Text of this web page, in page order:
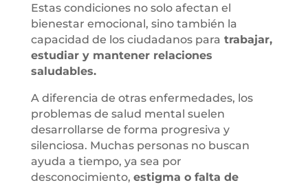
Estas condiciones no solo afectan el
bienestar emocional, sino también la
capacidad de los ciudadanos para trabajar,
estudiar y mantener relaciones
saludables.
A diferencia de otras enfermedades, los
problemas de salud mental suelen
desarrollarse de forma progresiva y
silenciosa. Muchas personas no buscan
ayuda a tiempo, ya sea por
desconocimiento, estigma o falta de